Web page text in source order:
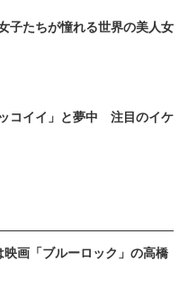
子たちが憧れる世界の美人女
コイイ」と夢中 注目のイケ
画「ブルーロック」の高橋